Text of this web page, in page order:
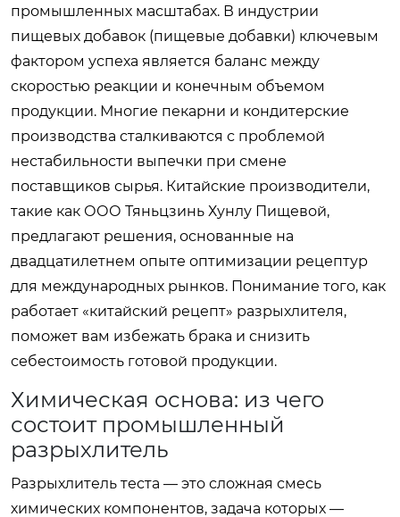
промышленных масштабах. В индустрии
пищевых добавок (пищевые добавки) ключевым
фактором успеха является баланс между
скоростью реакции и конечным объемом
продукции. Многие пекарни и кондитерские
производства сталкиваются с проблемой
нестабильности выпечки при смене
поставщиков сырья. Китайские производители,
такие как ООО Тяньцзинь Хунлу Пищевой,
предлагают решения, основанные на
двадцатилетнем опыте оптимизации рецептур
для международных рынков. Понимание того, как
работает «китайский рецепт» разрыхлителя,
поможет вам избежать брака и снизить
себестоимость готовой продукции.
Химическая основа: из чего
состоит промышленный
разрыхлитель
Разрыхлитель теста — это сложная смесь
химических компонентов, задача которых —